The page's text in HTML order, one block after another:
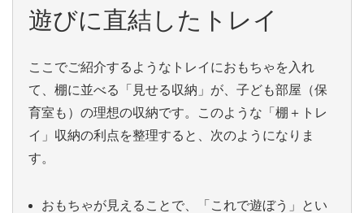
遊びに直結したトレイ
ここでご紹介するようなトレイにおもちゃを入れ
て、棚に並べる「見せる収納」が、子ども部屋（保
育室も）の理想の収納です。このような「棚＋トレ
イ」収納の利点を整理すると、次のようになりま
す。
おもちゃが見えることで、「これで遊ぼう」とい